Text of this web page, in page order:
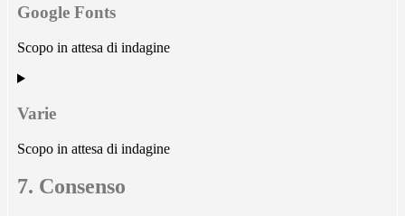
service
wordpress
Google Fonts
Scopo in attesa di indagine
Consent
service
fonts
Varie
Scopo in attesa di indagine
Consent
to
7. Consenso